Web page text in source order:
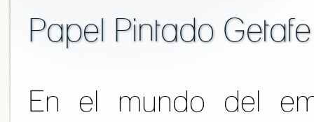
Papel Pintado Getafe
En el mundo del